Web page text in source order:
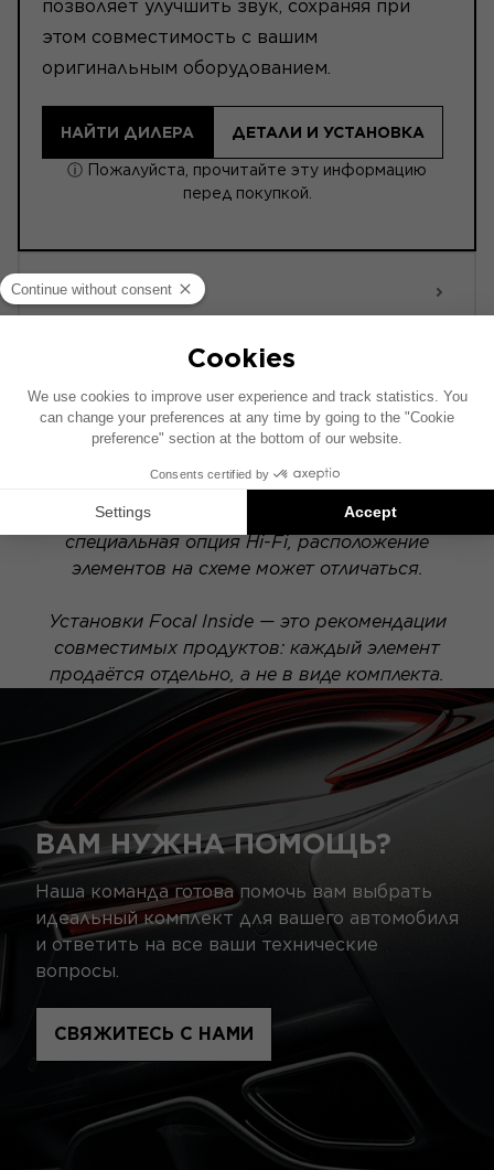
позволяет улучшить звук, сохраняя при
этом совместимость с вашим
оригинальным оборудованием.
НАЙТИ ДИЛЕРА ДЕТАЛИ И УСТАНОВКА
ⓘ Пожалуйста, прочитайте эту информацию
перед покупкой.
ACTIVE 6.0
Схема установки составлена на основе
автомобиля с заводской аудиосистемой. Если
в вашем автомобиле установлена
специальная опция Hi-Fi, расположение
элементов на схеме может отличаться.
Установки Focal Inside — это рекомендации
совместимых продуктов: каждый элемент
продаётся отдельно, а не в виде комплекта.
ВАМ НУЖНА ПОМОЩЬ?
Наша команда готова помочь вам выбрать
идеальный комплект для вашего автомобиля
и ответить на все ваши технические
вопросы.
СВЯЖИТЕСЬ С НАМИ